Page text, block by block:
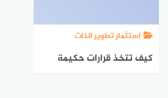
استثمار تطوير الذات
كيف تتخذ قرارات حكيمة